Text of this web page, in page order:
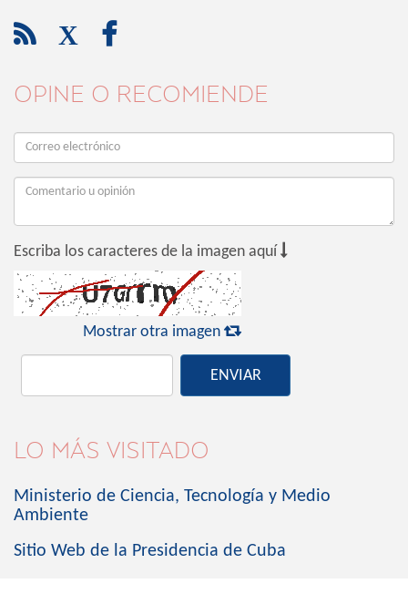
 X 
OPINE O RECOMIENDE
Escriba los caracteres de la imagen aquí 
Mostrar otra imagen 
ENVIAR
LO MÁS VISITADO
Ministerio de Ciencia, Tecnología y Medio
Ambiente
Sitio Web de la Presidencia de Cuba